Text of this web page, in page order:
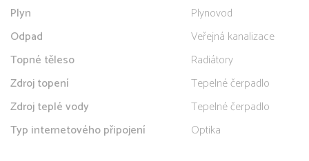
Plyn
Plynovod
Odpad
Veřejná kanalizace
Topné těleso
Radiátory
Zdroj topení
Tepelné čerpadlo
Zdroj teplé vody
Tepelné čerpadlo
Typ internetového připojení
Optika